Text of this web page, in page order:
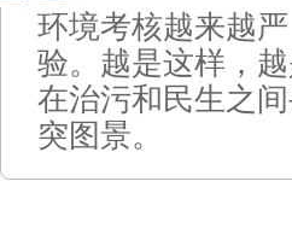
环境考核越来越
验。越是这样，
在治污和民生之
突图景。